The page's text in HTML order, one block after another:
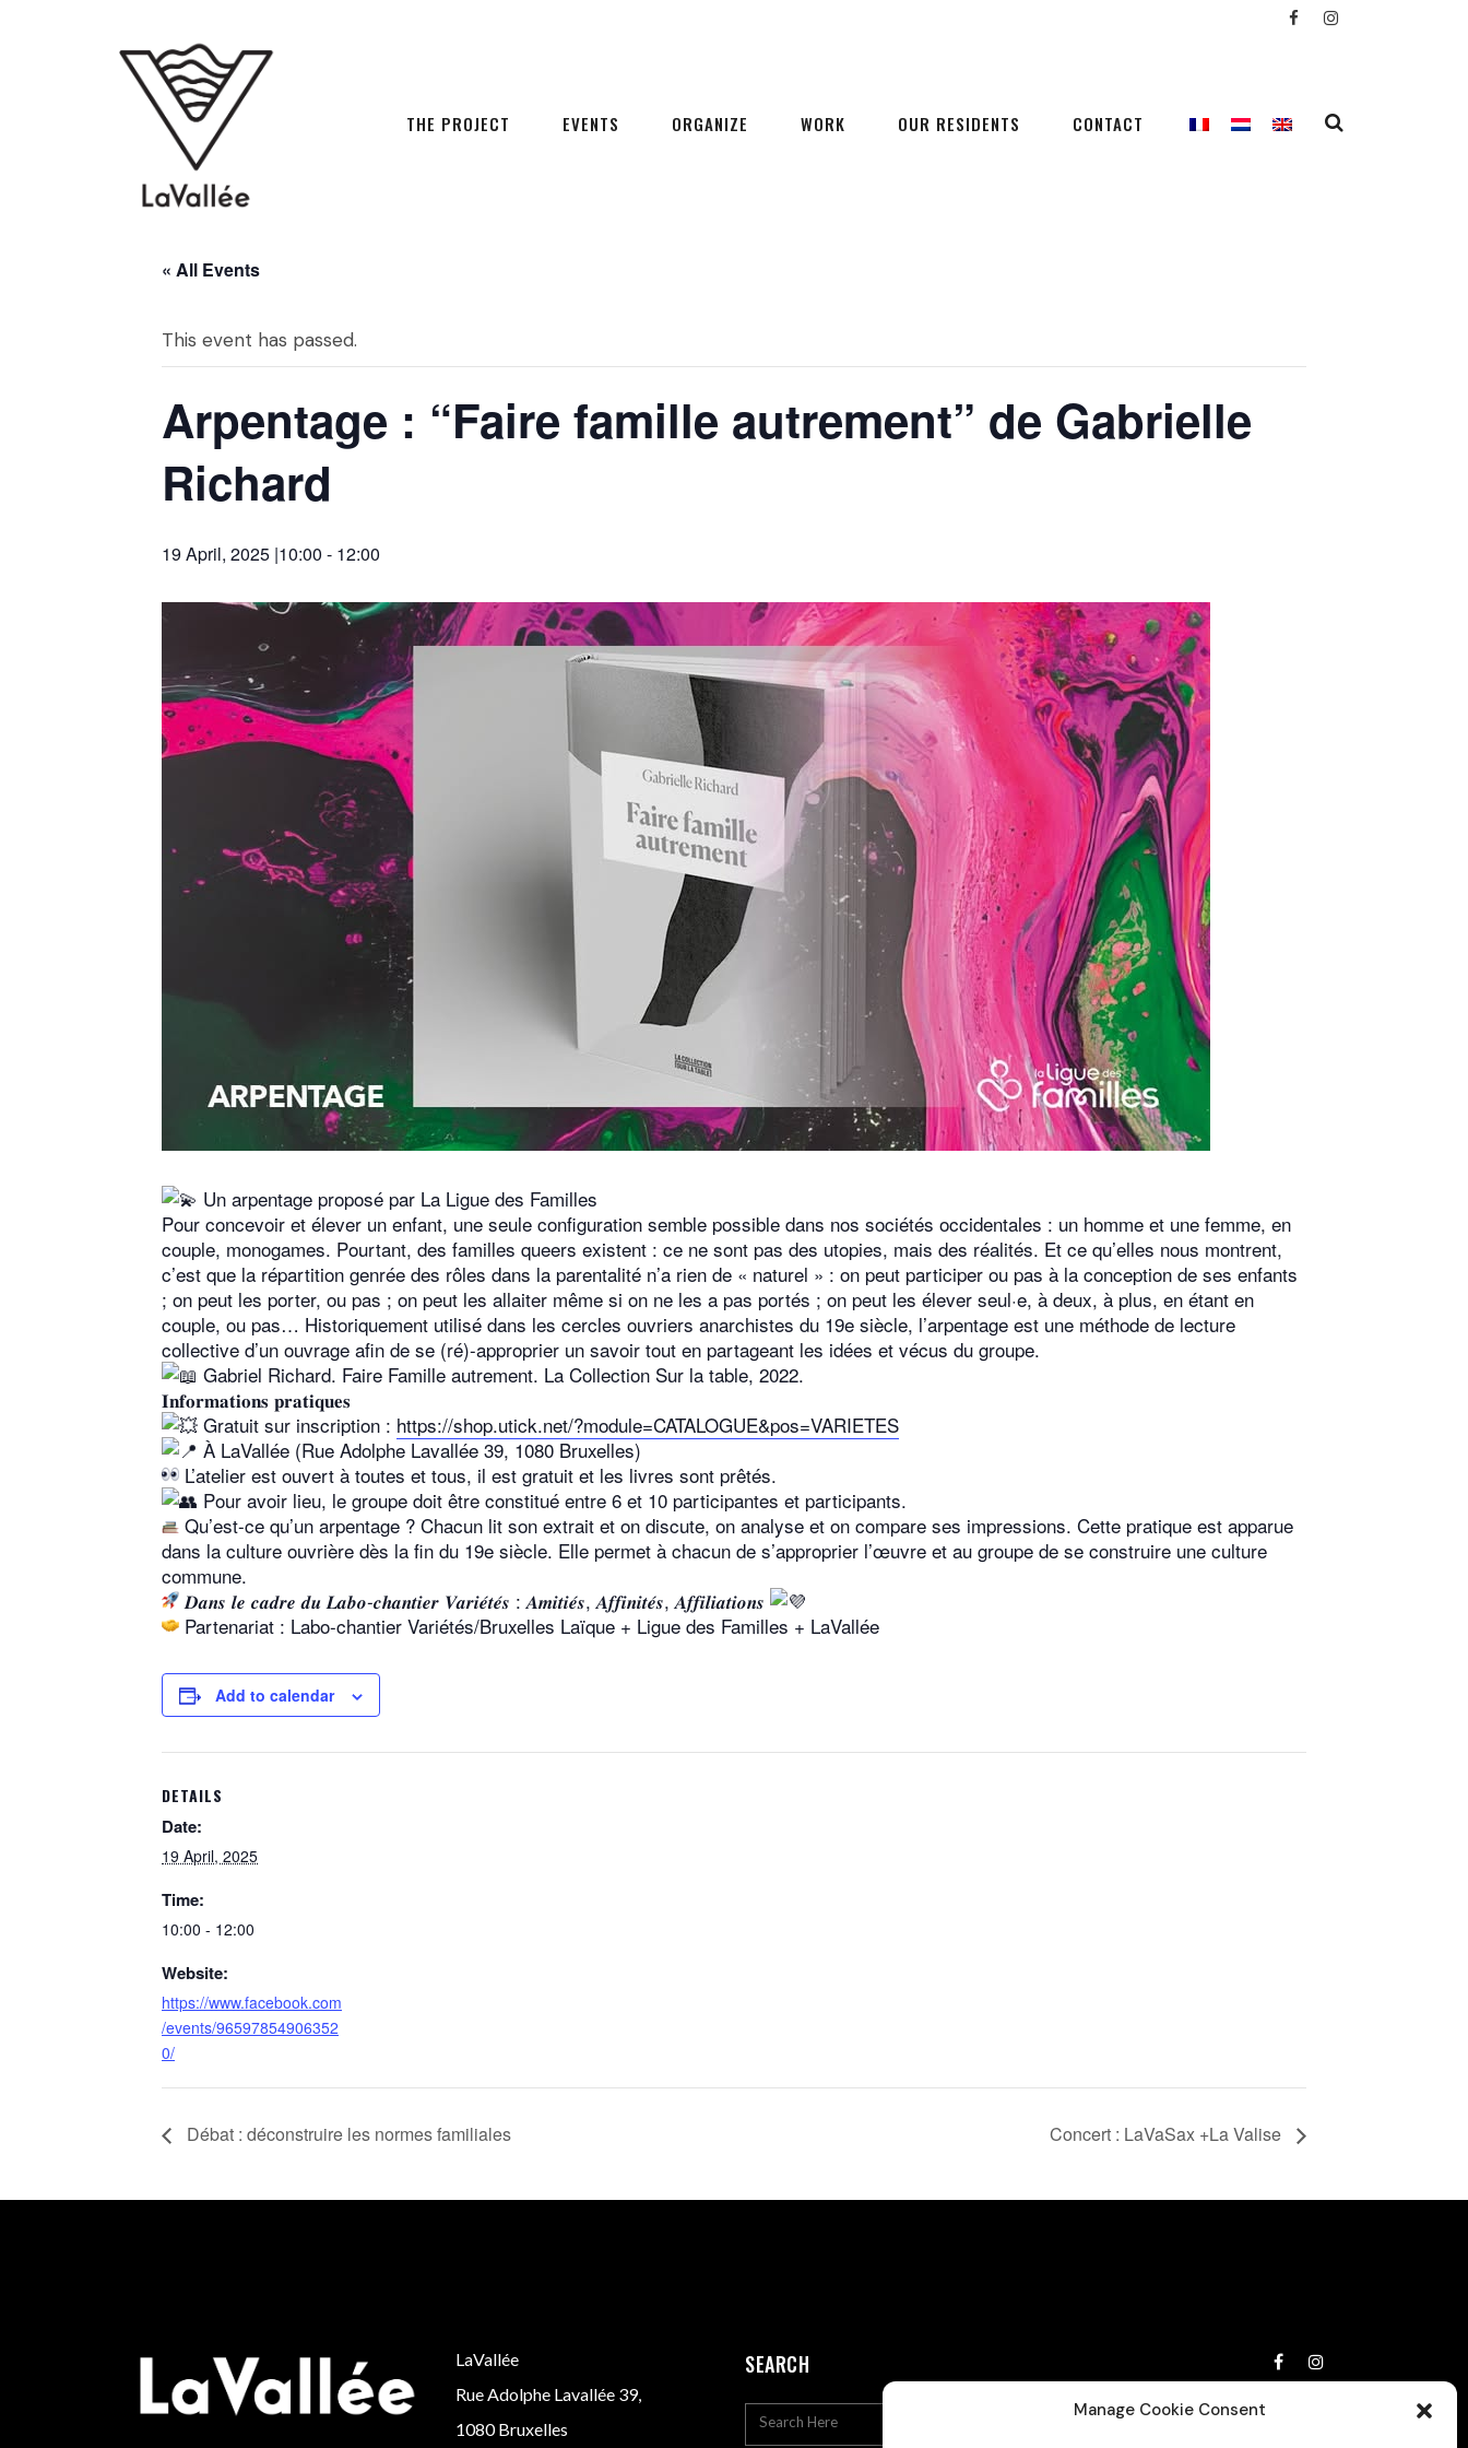
Manage Cookie Consent
THE PROJECT EVENTS ORGANIZE WORK OUR RESIDENTS CONTACT
« All Events
This event has passed.
Arpentage : “Faire famille autrement” de Gabrielle
Richard
19 April, 2025 |10:00 - 12:00
Un arpentage proposé par La Ligue des Familles
Pour concevoir et élever un enfant, une seule configuration semble possible dans nos sociétés occidentales : un homme et une femme, en
couple, monogames. Pourtant, des familles queers existent : ce ne sont pas des utopies, mais des réalités. Et ce qu’elles nous montrent,
c’est que la répartition genrée des rôles dans la parentalité n’a rien de « naturel » : on peut participer ou pas à la conception de ses enfants
; on peut les porter, ou pas ; on peut les allaiter même si on ne les a pas portés ; on peut les élever seul·e, à deux, à plus, en étant en
couple, ou pas… Historiquement utilisé dans les cercles ouvriers anarchistes du 19e siècle, l’arpentage est une méthode de lecture
collective d’un ouvrage afin de se (ré)-approprier un savoir tout en partageant les idées et vécus du groupe.
Gabriel Richard. Faire Famille autrement. La Collection Sur la table, 2022.
𝐈𝐧𝐟𝐨𝐫𝐦𝐚𝐭𝐢𝐨𝐧𝐬 𝐩𝐫𝐚𝐭𝐢𝐪𝐮𝐞𝐬
Gratuit sur inscription : https://shop.utick.net/?module=CATALOGUE&pos=VARIETES
À LaVallée (Rue Adolphe Lavallée 39, 1080 Bruxelles)
L’atelier est ouvert à toutes et tous, il est gratuit et les livres sont prêtés.
Pour avoir lieu, le groupe doit être constitué entre 6 et 10 participantes et participants.
Qu’est-ce qu’un arpentage ? Chacun lit son extrait et on discute, on analyse et on compare ses impressions. Cette pratique est apparue
dans la culture ouvrière dès la fin du 19e siècle. Elle permet à chacun de s’approprier l’œuvre et au groupe de se construire une culture
commune.
𝑫𝒂𝒏𝒔 𝒍𝒆 𝒄𝒂𝒅𝒓𝒆 𝒅𝒖 𝑳𝒂𝒃𝒐-𝒄𝒉𝒂𝒏𝒕𝒊𝒆𝒓 𝑽𝒂𝒓𝒊𝒆́𝒕𝒆́𝒔 : 𝑨𝒎𝒊𝒕𝒊𝒆́𝒔, 𝑨𝒇𝒇𝒊𝒏𝒊𝒕𝒆́𝒔, 𝑨𝒇𝒇𝒊𝒍𝒊𝒂𝒕𝒊𝒐𝒏𝒔
Partenariat : Labo-chantier Variétés/Bruxelles Laïque + Ligue des Familles + LaVallée
Add to calendar
DETAILS
Date:
19 April, 2025
Time:
10:00 - 12:00
Website:
https://www.facebook.com
/events/96597854906352
0/
Débat : déconstruire les normes familiales Concert : LaVaSax +La Valise
LaVallée
Rue Adolphe Lavallée 39,
1080 Bruxelles
SEARCH